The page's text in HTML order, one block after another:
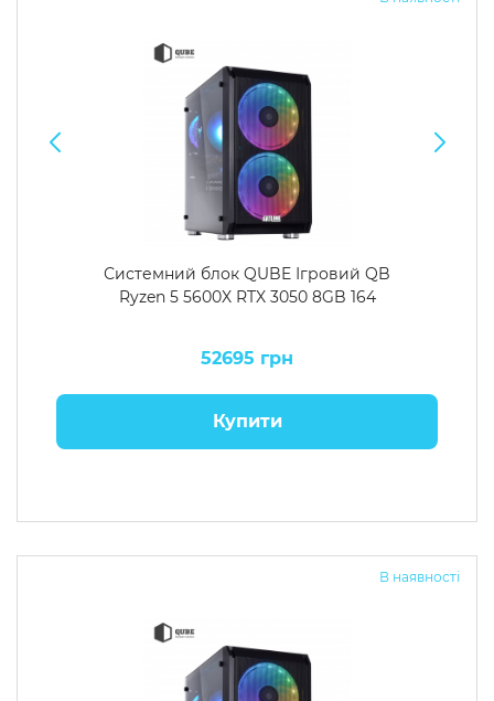
Системний блок QUBE Ігровий QB
Ryzen 5 5600X RTX 3050 8GB 164
52695 грн
Купити
В наявності